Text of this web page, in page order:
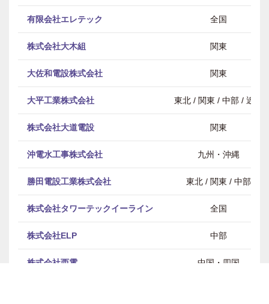
有限会社エレテック 全国
株式会社大木組 関東
大佐和電設株式会社 関東
大平工業株式会社 東北 / 関東 / 中部 / 近畿
株式会社大道電設 関東
沖電水工事株式会社 九州・沖縄
勝田電設工業株式会社 東北 / 関東 / 中部
株式会社タワーテックイーライン 全国
株式会社ELP 中部
株式会社西電 中国・四国